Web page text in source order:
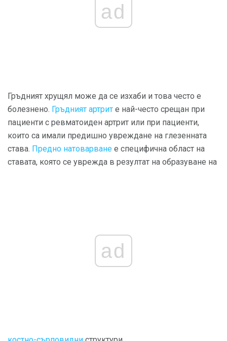
ad
Гръдният хрущял може да се изхаби и това често е
болезнено. Гръдният артрит е най-често срещан при
пациенти с ревматоиден артрит или при пациенти,
които са имали предишно увреждане на глезенната
става. Предно натоварване е специфична област на
ставата, която се уврежда в резултат на образуване на
ad